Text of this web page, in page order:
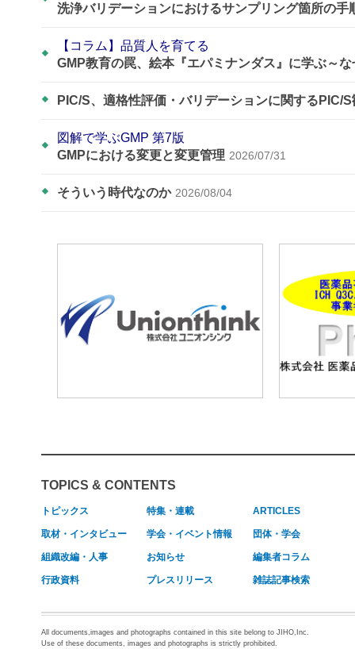
洗浄バリデーションにおけるサンプリング箇所の手
【コラム】品質人を育てる
GMP教育の罠、絵本『エパミナンダス』に学ぶ～
PIC/S、適格性評価・バリデーションに関するPIC/
図解で学ぶGMP 第7版
GMPにおける変更と変更管理 2026/07/31
そういう時代なのか 2026/08/04
TOPICS & CONTENTS
トピックス 特集・連載 ARTICLES
取材・インタビュー 学会・イベント情報 団体・学会
組織改編・人事 お知らせ 編集者コラム
行政資料 プレスリリース 雑誌記事検索
All documents,images and photographs contained in this site belong to JIHO,Inc.
Use of these documents, images and photographs is strictly prohibited.